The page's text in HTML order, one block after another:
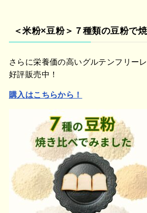
＜米粉×豆粉＞７種類の豆粉で焼
さらに栄養価の高いグルテンフリー
好評販売中！
購入はこちらから！